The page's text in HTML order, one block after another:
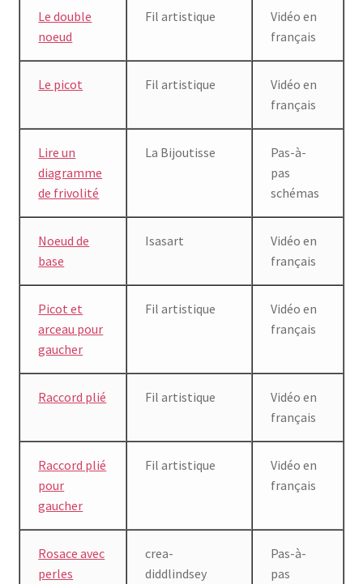
Le double
noeud
Fil artistique
Vidéo en
français
Le picot Fil artistique
Vidéo en
français
Lire un
diagramme
de frivolité
La Bijoutisse
Pas-à-
pas
schémas
Noeud de
base
Isasart
Vidéo en
français
Picot et
arceau pour
gaucher
Fil artistique
Vidéo en
français
Raccord plié Fil artistique
Vidéo en
français
Raccord plié
pour
gaucher
Fil artistique
Vidéo en
français
Rosace avec
perles
crea-
diddlindsey
Pas-à-
pas